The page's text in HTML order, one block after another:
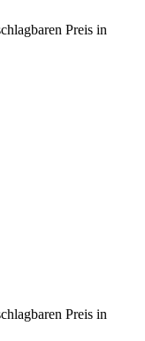
Preis in
Preis in